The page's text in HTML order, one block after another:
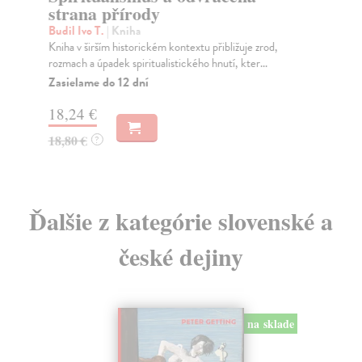
strana přírody
Budil Ivo T. | Kniha
Kniha v širším historickém kontextu přibližuje zrod,
rozmach a úpadek spiritualistického hnutí, kter...
Zasielame do 12 dní
18,24 €
18,80 € ?
Ďalšie z kategórie slovenské a
české dejiny
na sklade